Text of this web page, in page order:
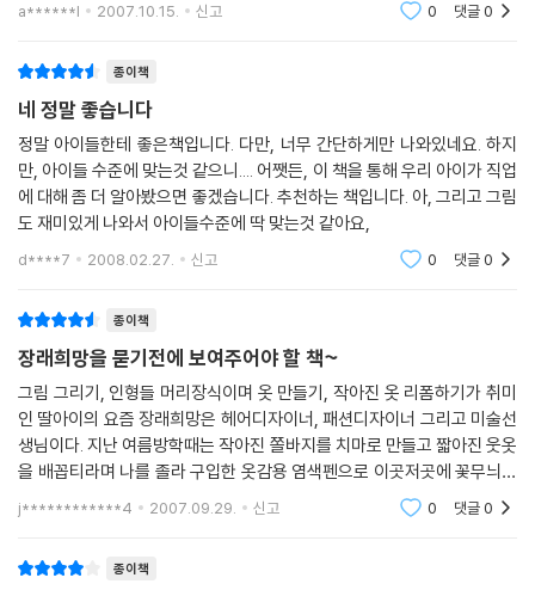
모습은 확연히 달라집니다. 실제로 꿈을 가진 사람과 그렇지 않은 사람은
래 직업 대탐험》은 다양한 직업 세계를 바르게 이해하고, 자신의 흥미와 소
질을 발견하며, 꿈을 키우는 멋진 계기가 될 것입니다.
a******l 2007.10.15. 신고 0 댓글0
종이책
네 정말 좋습니다
정말 아이들한테 좋은책입니다. 다만, 너무 간단하게만 나와있네요. 하지
만, 아이들 수준에 맞는것 같으니.... 어쨋든, 이 책을 통해 우리 아이가 직업
에 대해 좀 더 알아봤으면 좋겠습니다. 추천하는 책입니다. 아, 그리고 그림
도 재미있게 나와서 아이들수준에 딱 맞는것 같아요,
d****7 2008.02.27. 신고 0 댓글0
종이책
장래희망을 묻기전에 보여주어야 할 책~
그림 그리기, 인형들 머리장식이며 옷 만들기, 작아진 옷 리폼하기가 취미
인 딸아이의 요즘 장래희망은 헤어디자이너, 패션디자이너 그리고 미술선
생님이다. 지난 여름방학때는 작아진 쫄바지를 치마로 만들고 짧아진 웃옷
을 배꼽티라며 나를 졸라 구입한 옷감용 염색펜으로 이곳저곳에 꽃무늬를
그려넣더니 급기야는 아파트 놀이터며 미술학원에까지 입고가는 사태(?)
가 벌어졌었다.
j************4 2007.09.29. 신고 0 댓글0
종이책